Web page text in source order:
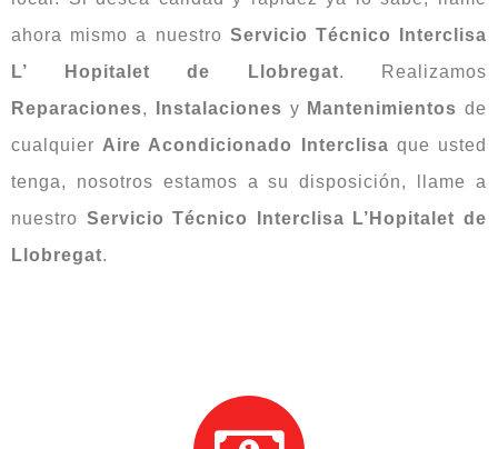
ahora mismo a nuestro Servicio Técnico Interclisa
L’ Hopitalet de Llobregat. Realizamos
Reparaciones, Instalaciones y Mantenimientos de
cualquier Aire Acondicionado Interclisa que usted
tenga, nosotros estamos a su disposición, llame a
nuestro Servicio Técnico Interclisa L’Hopitalet de
Llobregat.